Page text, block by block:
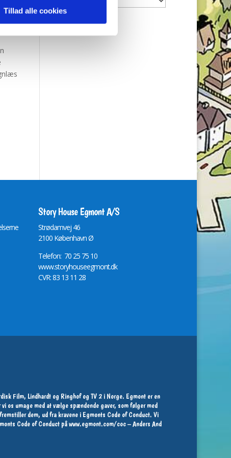
Tillad alle cookies
i
Story House Egmont A/S
Strødamvej 46
2100 København Ø
Telefon: 70 25 75 10
www.storyhouseegmont.dk
CVR: 83 13 11 28
Film, Lindhardt og Ringhof og TV 2 i Norge. Egmont er en
os umage med at vælge spændende gaver, som følger med
dem, ud fra kravene i Egmonts Code of Conduct. Vi
Code of Conduct påwww.egmont.com/coc– Anders And